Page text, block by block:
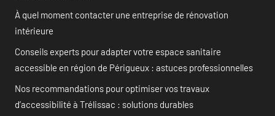
À quel moment contacter une entreprise de rénovation
intérieure
Conseils experts pour adapter votre espace sanitaire
accessible en région de Périgueux : astuces professionnelles
Nos recommandations pour optimiser vos travaux
d’accessibilité à Trélissac : solutions durables